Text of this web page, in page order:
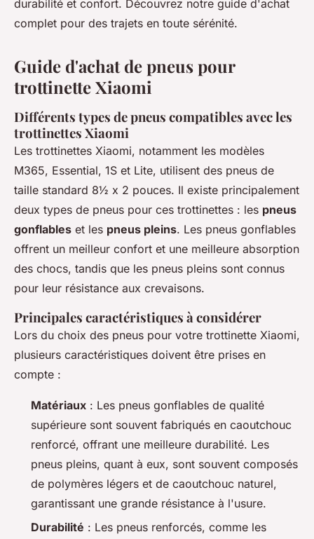
durabilité et confort. Découvrez notre guide d'achat
complet pour des trajets en toute sérénité.
Guide d'achat de pneus pour
trottinette Xiaomi
Différents types de pneus compatibles avec les
trottinettes Xiaomi
Les trottinettes Xiaomi, notamment les modèles
M365, Essential, 1S et Lite, utilisent des pneus de
taille standard 8½ x 2 pouces. Il existe principalement
deux types de pneus pour ces trottinettes : les pneus
gonflables et les pneus pleins. Les pneus gonflables
offrent un meilleur confort et une meilleure absorption
des chocs, tandis que les pneus pleins sont connus
pour leur résistance aux crevaisons.
Principales caractéristiques à considérer
Lors du choix des pneus pour votre trottinette Xiaomi,
plusieurs caractéristiques doivent être prises en
compte :
Matériaux : Les pneus gonflables de qualité
supérieure sont souvent fabriqués en caoutchouc
renforcé, offrant une meilleure durabilité. Les
pneus pleins, quant à eux, sont souvent composés
de polymères légers et de caoutchouc naturel,
garantissant une grande résistance à l'usure.
Durabilité : Les pneus renforcés, comme les